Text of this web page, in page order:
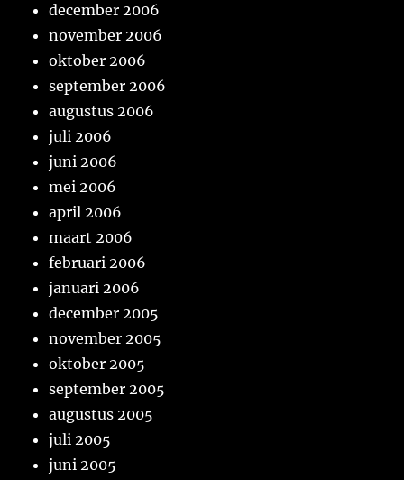
december 2006
november 2006
oktober 2006
september 2006
augustus 2006
juli 2006
juni 2006
mei 2006
april 2006
maart 2006
februari 2006
januari 2006
december 2005
november 2005
oktober 2005
september 2005
augustus 2005
juli 2005
juni 2005